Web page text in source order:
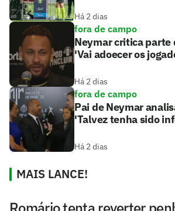
Há 2 dias
fora de campo
Neymar critica parte
'Vai adoecer os
Há 2 dias
fora de campo
Pai de Neymar
'Talvez tenha sido
Há 2 dias
MAIS LANCE!